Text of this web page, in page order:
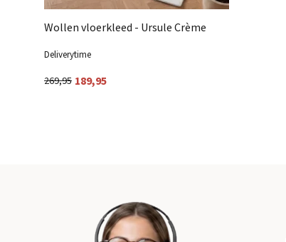
Wollen vloerkleed - Ursule Crème
Deliverytime
269,95 189,95